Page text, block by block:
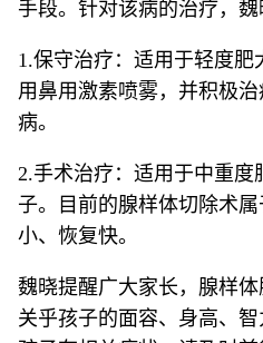
手段。针对该病的治疗，魏
1.保守治疗：适用于轻度
用鼻用激素喷雾，并积极
病。
2.手术治疗：适用于中重
子。目前的腺样体切除术
小、恢复快。
魏晓提醒广大家长，腺样
关乎孩子的面容、身高、